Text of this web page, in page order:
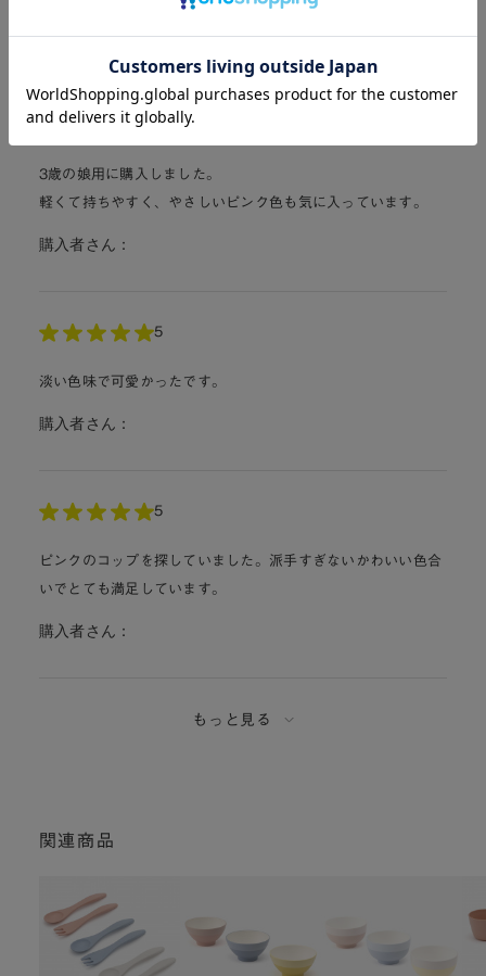
購入者さん：cyu
5
3歳の娘用に購入しました。
軽くて持ちやすく、やさしいピンク色も気に入っています。
購入者さん：
5
淡い色味で可愛かったです。
購入者さん：
5
ピンクのコップを探していました。派手すぎないかわいい色合
いでとても満足しています。
購入者さん：
もっと見る
関連商品